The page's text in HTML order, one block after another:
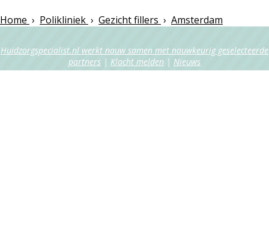
Home › Polikliniek › Gezicht fillers › Amsterdam
Huidzorgspecialist.nl werkt nauw samen met nauwkeurig geselecteerde
partners | Klacht melden | Nieuws